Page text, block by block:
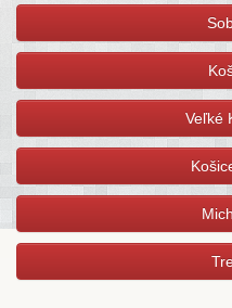
Veľké